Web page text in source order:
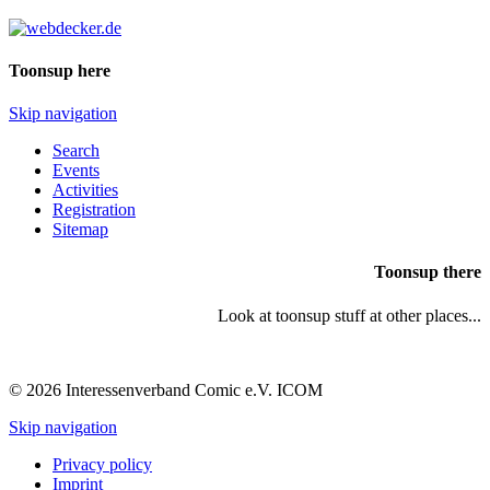
Toonsup here
Skip navigation
Search
Events
Activities
Registration
Sitemap
Toonsup there
Look at toonsup stuff at other places...
© 2026 Interessenverband Comic e.V. ICOM
Skip navigation
Privacy policy
Imprint